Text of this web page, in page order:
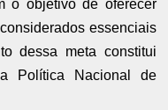
o objetivo de oferecer
essenciais
dessa meta constitui
Política Nacional de